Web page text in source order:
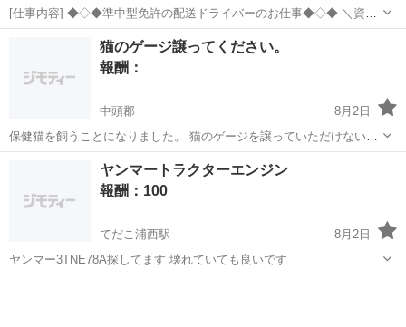
[仕事内容] ◆◇◆準中型免許の配送ドライバーのお仕事◆◇◆ ＼資格
えお活かせる／ 下記資格があれば実務経験がなくてもOK◎ ・中型免
許（8t限定） 2007年6月1日以前の普通免許取得者も可 （免許証に「中
型車は中型（...
浦添市 ドライバー
猫のゲージ譲ってください。
報酬：
中頭郡
8月2日
保健猫を飼うことになりました。 猫のゲージを譲っていただけないで
しょうか。 よろしくお願いします。
買いたい/ください
ヤンマートラクターエンジン
報酬：100
てだこ浦西駅
8月2日
ヤンマー3TNE78A探してます 壊れていても良いです